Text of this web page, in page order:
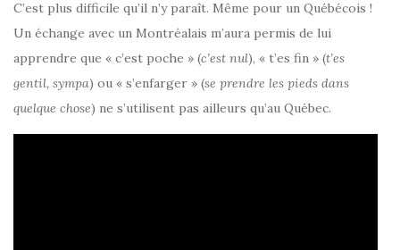
C’est plus difficile qu’il n’y paraît. Même pour un Québécois !
Un échange avec un Montréalais m’aura permis de lui
apprendre que « c’est poche » (c’est nul), « t’es fin » (t’es
gentil, sympa) ou « s’enfarger » (se prendre les pieds dans
quelque chose) ne s’utilisent pas ailleurs qu’au Québec.